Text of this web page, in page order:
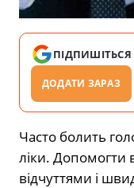
ПІДПИШІТЬСЯ
ДОДАТИ ЗАРАЗ
Часто болить
ліки. Допомогти
відчуттями і